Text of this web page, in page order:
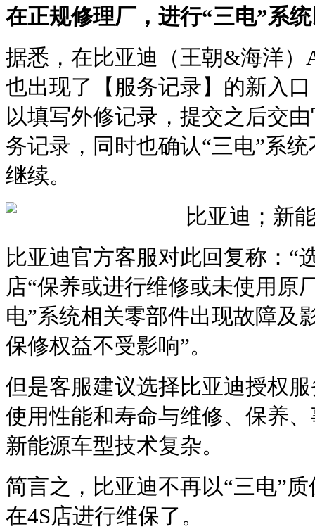
在正规修理厂，进行“三电”系
据悉，在比亚迪（王朝&海洋）
也出现了【服务记录】的新入
以填写外修记录，提交之后交
务记录，同时也确认“三电”系
继续。
比亚迪官方客服对此回复称：“
店“保养或进行维修或未使用原
电”系统相关零部件出现故障及
保修权益不受影响”。
但是客服建议选择比亚迪授权
使用性能和寿命与维修、保养
新能源车型技术复杂。
简言之，比亚迪不再以“三电”
在4S店进行维保了。